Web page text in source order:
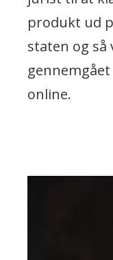
produkt ud
staten og så
online.